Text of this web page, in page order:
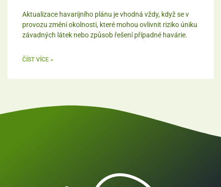
Aktualizace havarijního plánu je vhodná vždy, když se v
provozu změní okolnosti, které mohou ovlivnit riziko úniku
závadných látek nebo způsob řešení případné havárie.
ČÍST VÍCE »